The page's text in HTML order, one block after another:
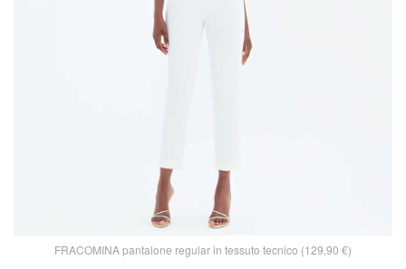
FRACOMINA pantalone regular in tessuto tecnico (129,90 €)